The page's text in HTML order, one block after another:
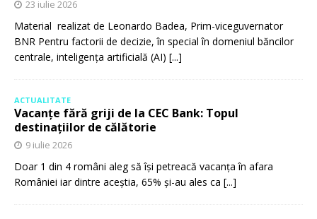
23 iulie 2026
Material realizat de Leonardo Badea, Prim-viceguvernator
BNR Pentru factorii de decizie, în special în domeniul băncilor
centrale, inteligența artificială (AI) [...]
ACTUALITATE
Vacanțe fără griji de la CEC Bank: Topul
destinațiilor de călătorie
9 iulie 2026
Doar 1 din 4 români aleg să își petreacă vacanța în afara
României iar dintre aceștia, 65% și-au ales ca [...]